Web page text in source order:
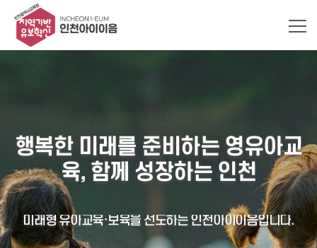
거점돌봄
하루동안 이창 열지 않기
여름
하루동안 이창 열지 않기
공모전
하루동안 이창 열지 않기
행복한 미 래 를 준비 하는 영유아교
육, 함께 성장하는 인천
미래형유아교육·보육을 선도하는 인천아이이음입니 다.